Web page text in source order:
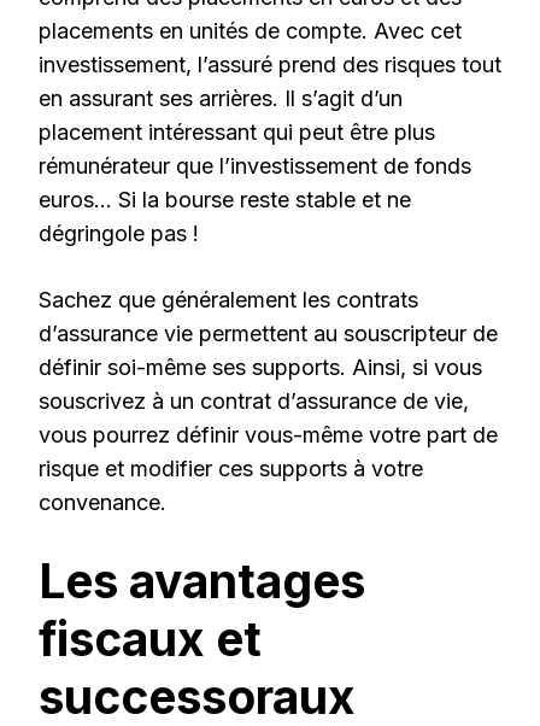
placements en unités de compte. Avec cet
investissement, l’assuré prend des risques tout
en assurant ses arrières. Il s’agit d’un
placement intéressant qui peut être plus
rémunérateur que l’investissement de fonds
euros… Si la bourse reste stable et ne
dégringole pas !
Sachez que généralement les contrats
d’assurance vie permettent au souscripteur de
définir soi-même ses supports. Ainsi, si vous
souscrivez à un contrat d’assurance de vie,
vous pourrez définir vous-même votre part de
risque et modifier ces supports à votre
convenance.
Les avantages
fiscaux et
successoraux